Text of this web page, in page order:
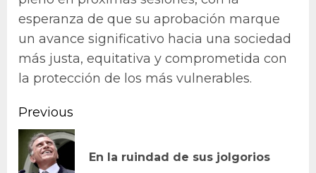
esperanza de que su aprobación marque
un avance significativo hacia una sociedad
más justa, equitativa y comprometida con
la protección de los más vulnerables.
Continue
Reading
Previous
En la ruindad de sus jolgorios